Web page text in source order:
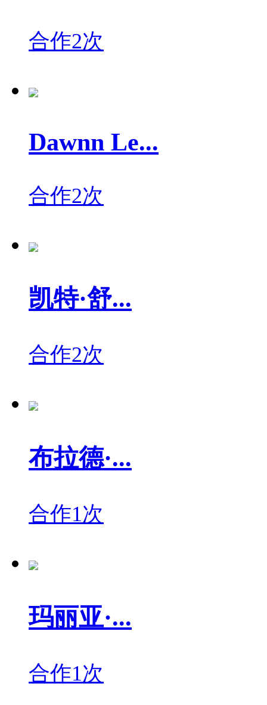
合作2次
Dawnn Le...
合作2次
凯特·舒...
合作2次
布拉德·...
合作1次
玛丽亚·...
合作1次